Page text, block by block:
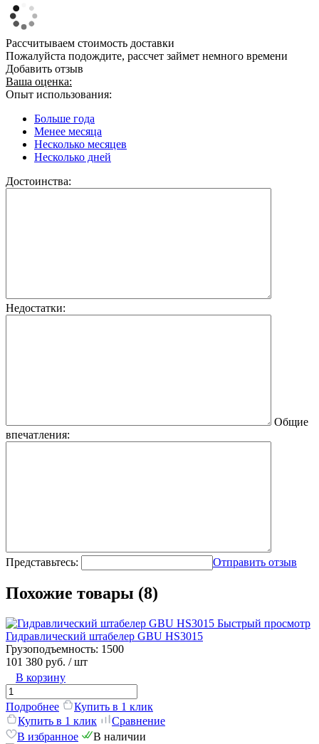
Рассчитываем стоимость доставки
Пожалуйста подождите, рассчет займет немного времени
Добавить отзыв
Ваша оценка:
Опыт использования:
Больше года
Менее месяца
Несколько месяцев
Несколько дней
Достоинства:
Недостатки:
Общие
впечатления:
Представьтесь: Отправить отзыв
Похожие товары (8)
Быстрый просмотр
Гидравлический штабелер GBU HS3015
Грузоподъемность: 1500
101 380 руб. / шт
В корзину
Подробнее
Купить в 1 клик
Купить в 1 клик
Сравнение
В избранное
В наличии